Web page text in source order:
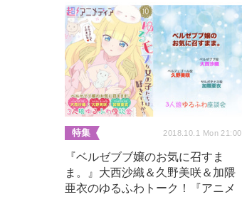
特集 2018.10.1 Mon 21:00
『ベルゼブブ嬢のお気に召すま
ま。』大西沙織＆久野美咲＆加隈
亜衣のゆるふわトーク！『アニメ